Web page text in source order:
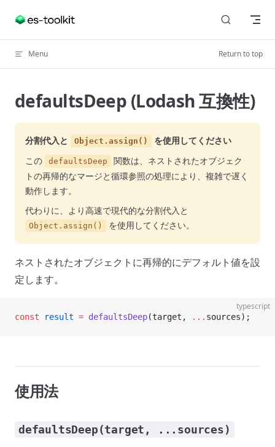
Skip to content
Menu Return to top
defaultsDeep (Lodash 互換性)
分割代入と Object.assign()
を使用してください
この
defaultsDeep
関数は、ネストされたオブジェク
トの再帰的なマージと循環参照の処理により、複雑で遅く
動作します。
代わりに、より高速で現代的な分割代入と
Object.assign() を使用してください。
ネストされたオブジェクトに再帰的にデフォルト値を設
定します。
typescript
const result = defaultsDeep(target, ... sources);
使用法
defaultsDeep(target, ...sources)